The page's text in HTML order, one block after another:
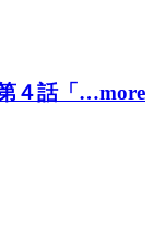
４話「…more